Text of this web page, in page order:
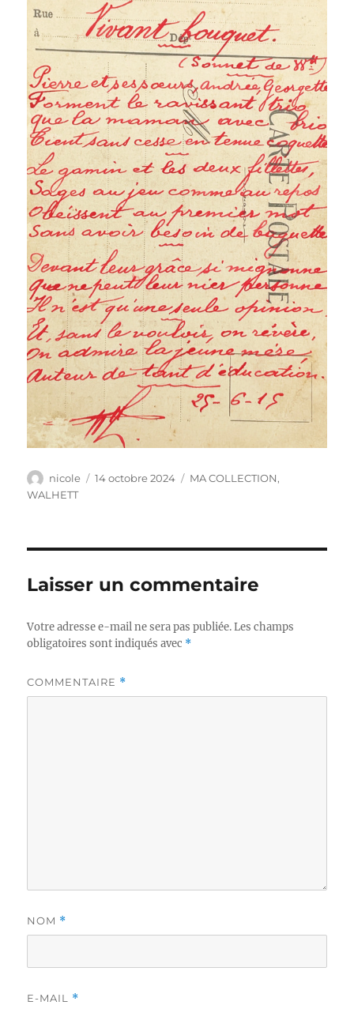
Auteur
nicole
Publié
14 octobre 2024 Catégories
MA COLLECTION,
WALHETT
Laisser un commentaire
Votre adresse e-mail ne sera pas publiée. Les champs
obligatoires sont indiqués avec *
COMMENTAIRE *
NOM *
E-MAIL *